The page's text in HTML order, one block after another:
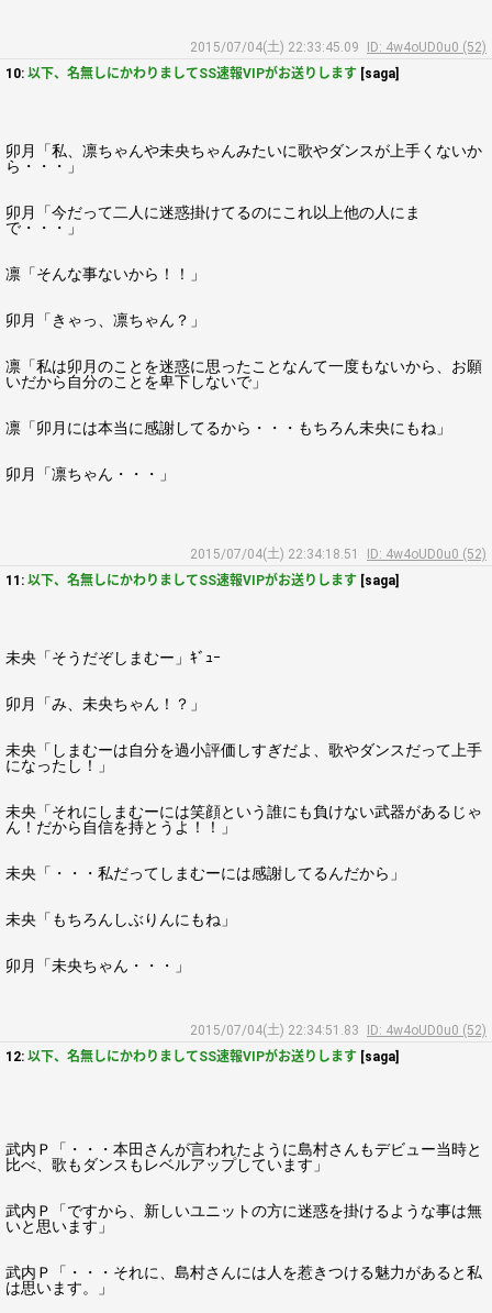
2015/07/04(土) 22:33:45.09
ID: 4w4oUD0u0 (52)
10: 以下、名無しにかわりましてSS速報VIPがお送りします [saga]
卯月「私、凛ちゃんや未央ちゃんみたいに歌やダンスが上手くないか
ら・・・」
卯月「今だって二人に迷惑掛けてるのにこれ以上他の人にま
で・・・」
凛「そんな事ないから！！」
卯月「きゃっ、凛ちゃん？」
凛「私は卯月のことを迷惑に思ったことなんて一度もないから、お願
いだから自分のことを卑下しないで」
凛「卯月には本当に感謝してるから・・・もちろん未央にもね」
卯月「凛ちゃん・・・」
2015/07/04(土) 22:34:18.51
ID: 4w4oUD0u0 (52)
11: 以下、名無しにかわりましてSS速報VIPがお送りします [saga]
未央「そうだぞしまむー」ｷﾞｭｰ
卯月「み、未央ちゃん！？」
未央「しまむーは自分を過小評価しすぎだよ、歌やダンスだって上手
になったし！」
未央「それにしまむーには笑顔という誰にも負けない武器があるじゃ
ん！だから自信を持とうよ！！」
未央「・・・私だってしまむーには感謝してるんだから」
未央「もちろんしぶりんにもね」
卯月「未央ちゃん・・・」
2015/07/04(土) 22:34:51.83
ID: 4w4oUD0u0 (52)
12: 以下、名無しにかわりましてSS速報VIPがお送りします [saga]
武内Ｐ「・・・本田さんが言われたように島村さんもデビュー当時と
比べ、歌もダンスもレベルアップしています」
武内Ｐ「ですから、新しいユニットの方に迷惑を掛けるような事は無
いと思います」
武内Ｐ「・・・それに、島村さんには人を惹きつける魅力があると私
は思います。」